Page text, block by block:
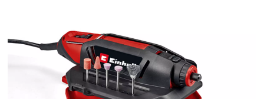
to the list of technologies used.
Powered byUsercentrics Consent
Management Platform